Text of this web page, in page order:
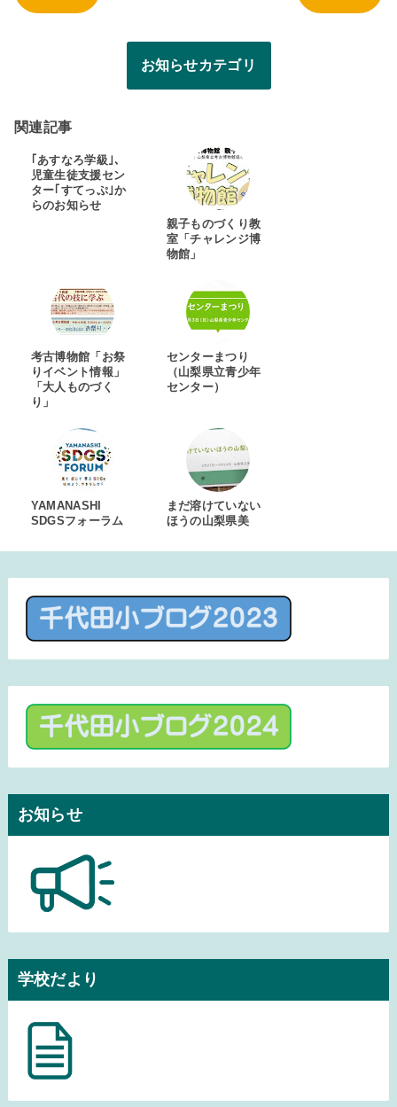
お知らせカテゴリ
関連記事
｢あすなろ学級｣、
児童生徒支援セン
ター｢すてっぷ｣か
らのお知らせ
親子ものづくり教
室「チャレンジ博
物館」
考古博物館「お祭
りイベント情報」
「大人ものづく
り」
センターまつり
（山梨県立青少年
センター）
YAMANASHI
SDGSフォーラム
まだ溶けていない
ほうの山梨県美
お知らせ
学校だより